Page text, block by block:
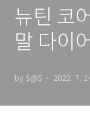
뉴틴 코
말 다이
by $@$ 2022. 7.